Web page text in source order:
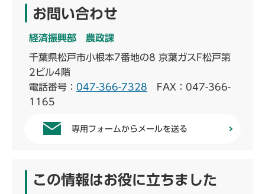
お問い合わせ
経済振興部 農政課
千葉県松戸市小根本7番地の8 京葉ガスF松戸第
2ビル4階
電話番号： 047-366-7328 FAX：047-366-
1165
専用フォームからメールを送る
この情報はお役に立ちました